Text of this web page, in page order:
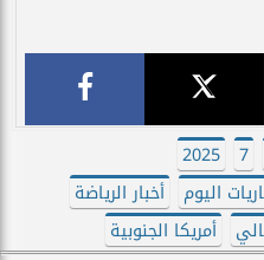
7
2025
اليوم
أخبار الرياضة
أمريكا الجنوبية